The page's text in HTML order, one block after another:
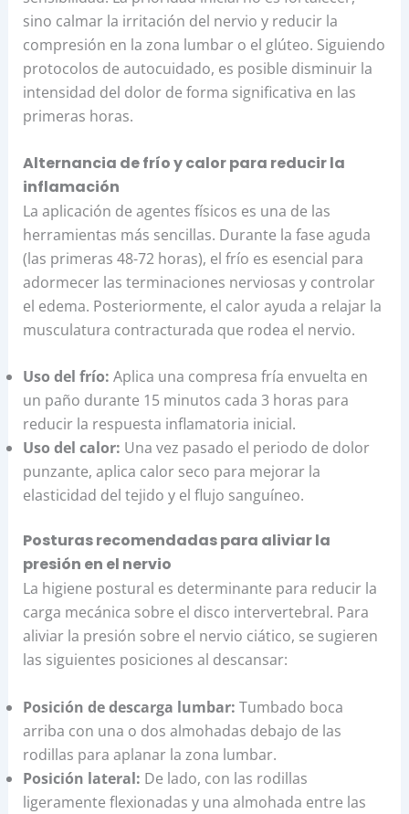
sino calmar la irritación del nervio y reducir la
compresión en la zona lumbar o el glúteo. Siguiendo
protocolos de autocuidado, es posible disminuir la
intensidad del dolor de forma significativa en las
primeras horas.
Alternancia de frío y calor para reducir la
inflamación
La aplicación de agentes físicos es una de las
herramientas más sencillas. Durante la fase aguda
(las primeras 48-72 horas), el frío es esencial para
adormecer las terminaciones nerviosas y controlar
el edema. Posteriormente, el calor ayuda a relajar la
musculatura contracturada que rodea el nervio.
Uso del frío: Aplica una compresa fría envuelta en
un paño durante 15 minutos cada 3 horas para
reducir la respuesta inflamatoria inicial.
Uso del calor: Una vez pasado el periodo de dolor
punzante, aplica calor seco para mejorar la
elasticidad del tejido y el flujo sanguíneo.
Posturas recomendadas para aliviar la
presión en el nervio
La higiene postural es determinante para reducir la
carga mecánica sobre el disco intervertebral. Para
aliviar la presión sobre el nervio ciático, se sugieren
las siguientes posiciones al descansar:
Posición de descarga lumbar: Tumbado boca
arriba con una o dos almohadas debajo de las
rodillas para aplanar la zona lumbar.
Posición lateral: De lado, con las rodillas
ligeramente flexionadas y una almohada entre las